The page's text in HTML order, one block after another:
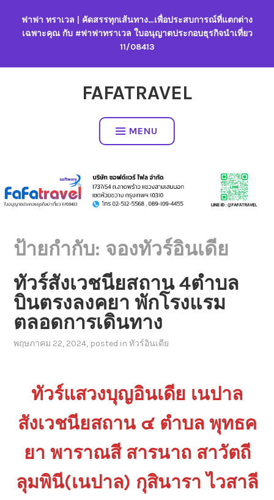
content
ฟาฟา ทราเวล | คัดสรรทุกเส้นทาง…เพื่อประสบการณ์ที่แตกต่าง
เฉพาะคุณ กับ #ฟาฟาทราเวล ใบอนุญาตประกอบธุรกิจนำเที่ยว
11/08413
FAFATRAVEL
MENU
ป้ายกำกับ: จองทัวร์อินเดีย
ทัวร์สังเวชนียสถาน 4ตำบล
บินตรงลงคยา พักโรงแรม
ตลอดการเดินทาง
พฤษภาคม 22, 2024, posted inทัวร์อินเดีย
ทัวร์แสวงบุญอินเดีย เนปาล
สังเวชนียสถาน ๔ ตำบล พุทธค
ยา พาราณสี สารนาถ สาวัตถี
ลุมพินี(เนปาล) กุสินารา ไวสาลี